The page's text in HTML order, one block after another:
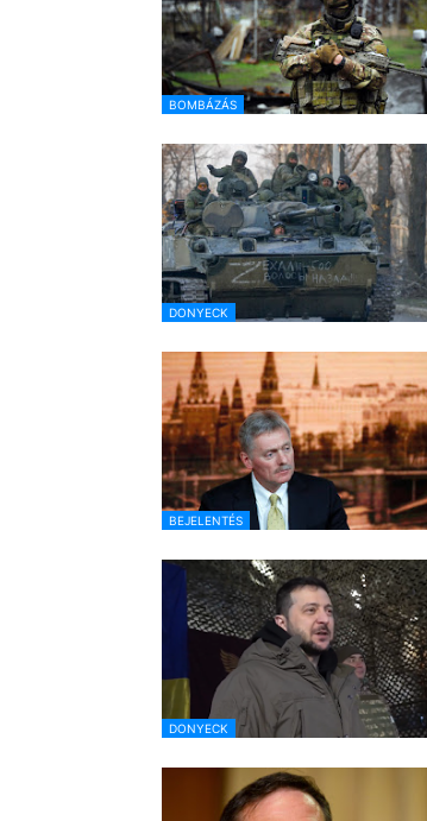
BOMBÁZÁS
DONYECK
BEJELENTÉS
DONYECK